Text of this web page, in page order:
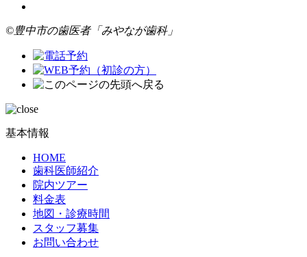
©豊中市の歯医者「みやなが歯科」
基本情報
HOME
歯科医師紹介
院内ツアー
料金表
地図・診療時間
スタッフ募集
お問い合わせ